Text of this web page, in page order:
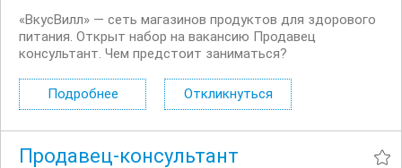
«ВкусВилл» — сеть магазинов продуктов для здорового
питания. Открыт набор на вакансию Продавец
консультант. Чем предстоит заниматься?
кассой. Оформлять витрины в прикассовой зоне.
Контролировать качество и сроки...
Подробнее Откликнуться
Продавец-консультант